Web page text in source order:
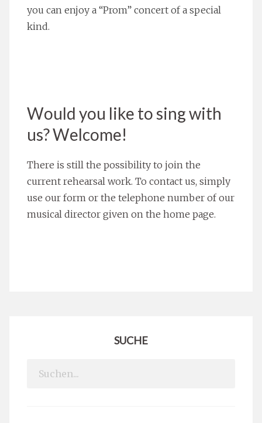
you can enjoy a “Prom” concert of a special
kind.
Would you like to sing with
us? Welcome!
There is still the possibility to join the
current rehearsal work. To contact us, simply
use our form or the telephone number of our
musical director given on the home page.
SUCHE
Search